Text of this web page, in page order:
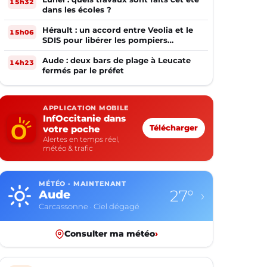
dans les écoles ?
15h06
Hérault : un accord entre Veolia et le
SDIS pour libérer les pompiers
volontaires
14h23
Aude : deux bars de plage à Leucate
fermés par le préfet
APPLICATION MOBILE
InfOccitanie dans
votre poche
Alertes en temps réel,
météo & trafic
Télécharger
MÉTÉO · MAINTENANT
Aude
Carcassonne · Ciel dégagé
27° ›
Consulter ma météo›